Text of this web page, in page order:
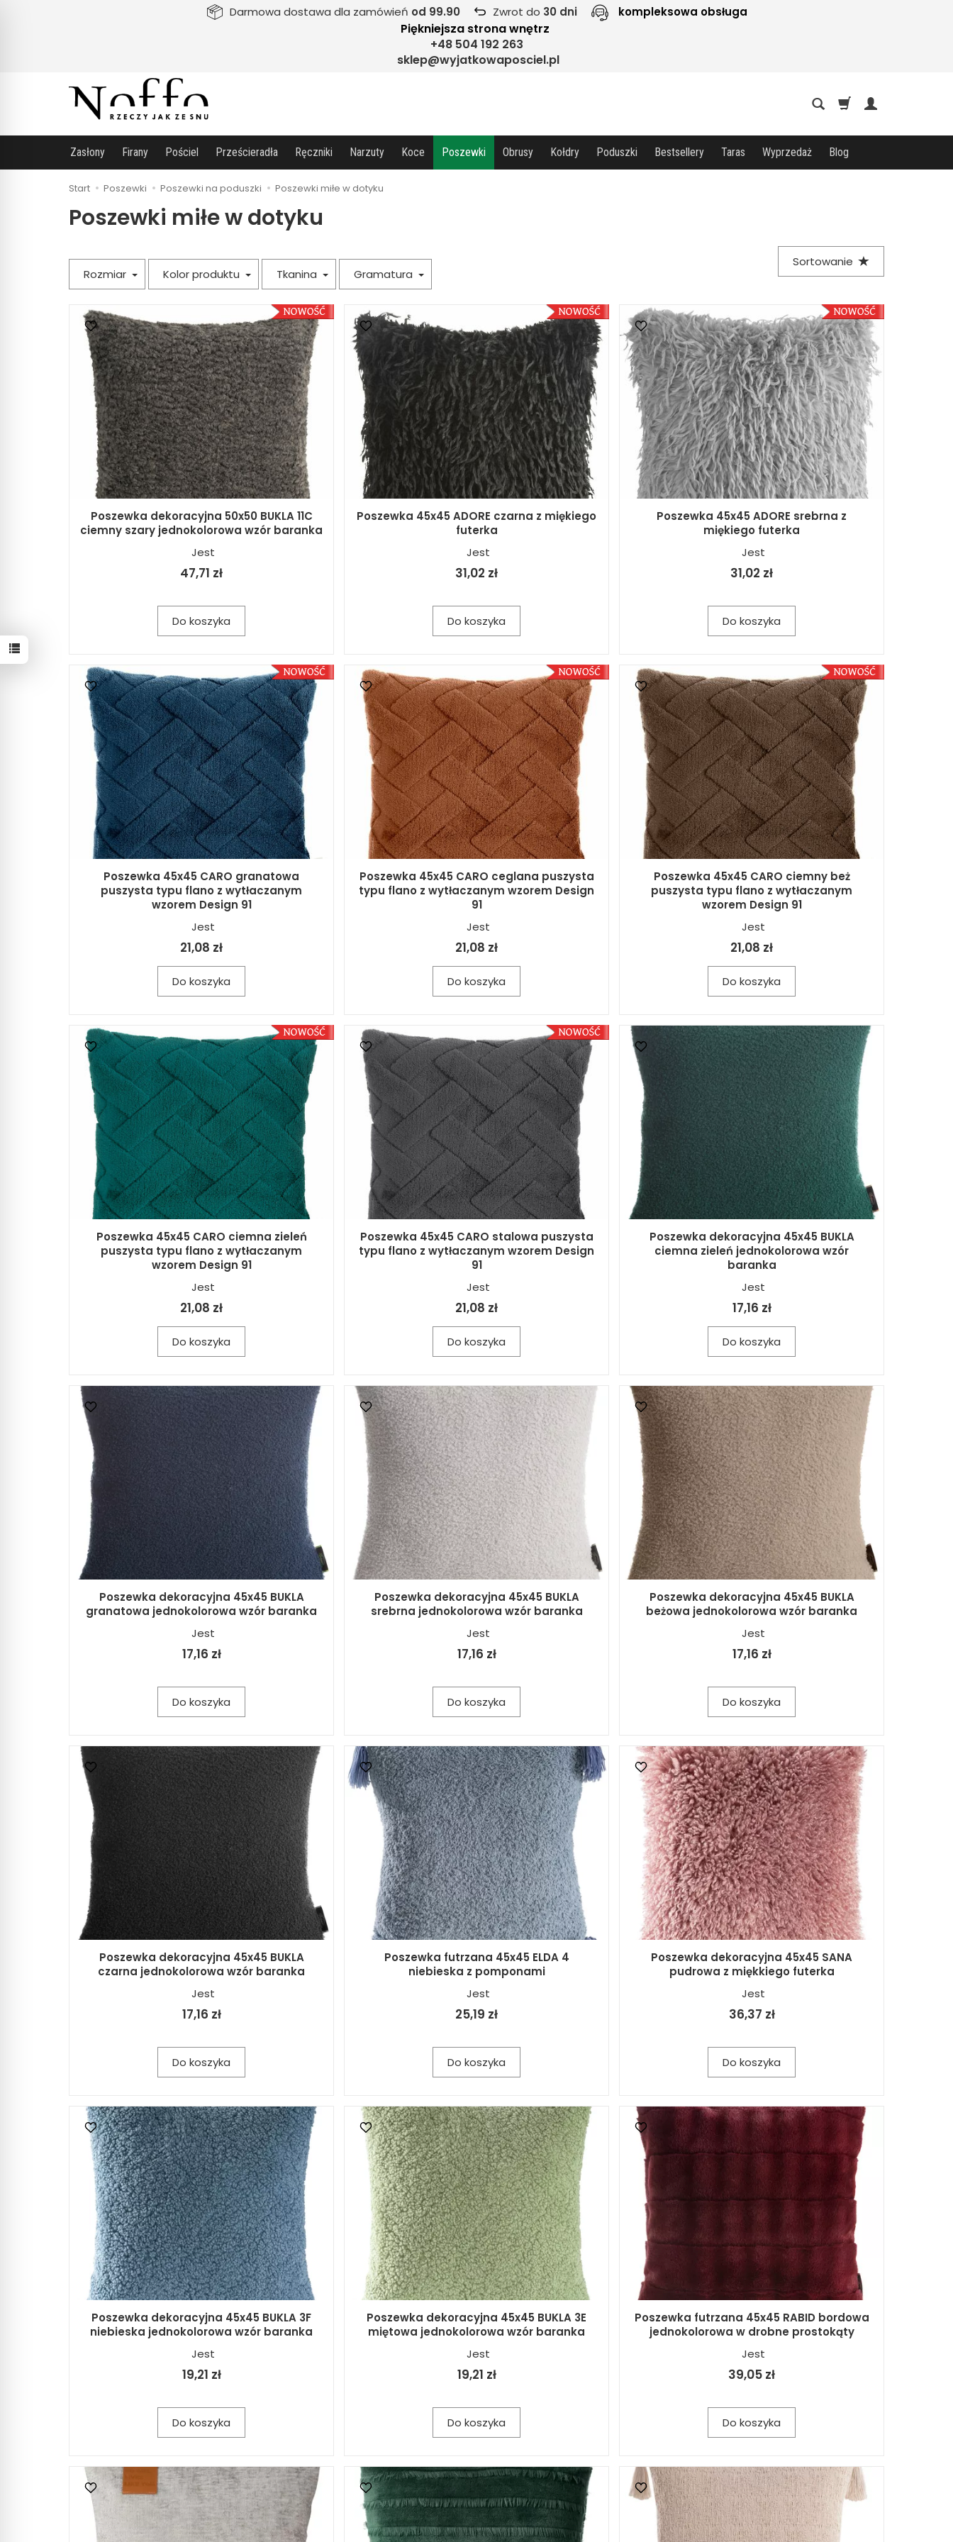
Darmowa dostawa dla zamówień od 99.90 Zwrot do 30 dni kompleksowa obsługa
Piękniejsza strona wnętrz
+48 504 192 263
sklep@wyjatkowaposciel.pl
Zasłony Firany Pościel Prześcieradła Ręczniki Narzuty Koce Poszewki Obrusy Kołdry Poduszki Bestsellery Taras Wyprzedaż Blog
Start Poszewki Poszewki na poduszki Poszewki miłe w dotyku
Poszewki miłe w dotyku
Sortowanie
Rozmiar
Kolor produktu Tkanina Gramatura
Poszewka dekoracyjna 50x50 BUKLA 11C
ciemny szary jednokolorowa wzór baranka
Jest
47,71 zł
Do koszyka
Poszewka 45x45 ADORE czarna z miękiego
futerka
Jest
31,02 zł
Do koszyka
Poszewka 45x45 ADORE srebrna z
miękiego futerka
Jest
31,02 zł
Do koszyka
Poszewka 45x45 CARO granatowa
puszysta typu flano z wytłaczanym
wzorem Design 91
Jest
21,08 zł
Do koszyka
Poszewka 45x45 CARO ceglana puszysta
typu flano z wytłaczanym wzorem Design
91
Jest
21,08 zł
Do koszyka
Poszewka 45x45 CARO ciemny beż
puszysta typu flano z wytłaczanym
wzorem Design 91
Jest
21,08 zł
Do koszyka
Poszewka 45x45 CARO ciemna zieleń
puszysta typu flano z wytłaczanym
wzorem Design 91
Jest
21,08 zł
Do koszyka
Poszewka 45x45 CARO stalowa puszysta
typu flano z wytłaczanym wzorem Design
91
Jest
21,08 zł
Do koszyka
Poszewka dekoracyjna 45x45 BUKLA
ciemna zieleń jednokolorowa wzór
baranka
Jest
17,16 zł
Do koszyka
Poszewka dekoracyjna 45x45 BUKLA
granatowa jednokolorowa wzór baranka
Jest
17,16 zł
Do koszyka
Poszewka dekoracyjna 45x45 BUKLA
srebrna jednokolorowa wzór baranka
Jest
17,16 zł
Do koszyka
Poszewka dekoracyjna 45x45 BUKLA
beżowa jednokolorowa wzór baranka
Jest
17,16 zł
Do koszyka
Poszewka dekoracyjna 45x45 BUKLA
czarna jednokolorowa wzór baranka
Jest
17,16 zł
Do koszyka
Poszewka futrzana 45x45 ELDA 4
niebieska z pomponami
Jest
25,19 zł
Do koszyka
Poszewka dekoracyjna 45x45 SANA
pudrowa z miękkiego futerka
Jest
36,37 zł
Do koszyka
Poszewka dekoracyjna 45x45 BUKLA 3F
niebieska jednokolorowa wzór baranka
Jest
19,21 zł
Do koszyka
Poszewka dekoracyjna 45x45 BUKLA 3E
miętowa jednokolorowa wzór baranka
Jest
19,21 zł
Do koszyka
Poszewka futrzana 45x45 RABID bordowa
jednokolorowa w drobne prostokąty
Jest
39,05 zł
Do koszyka